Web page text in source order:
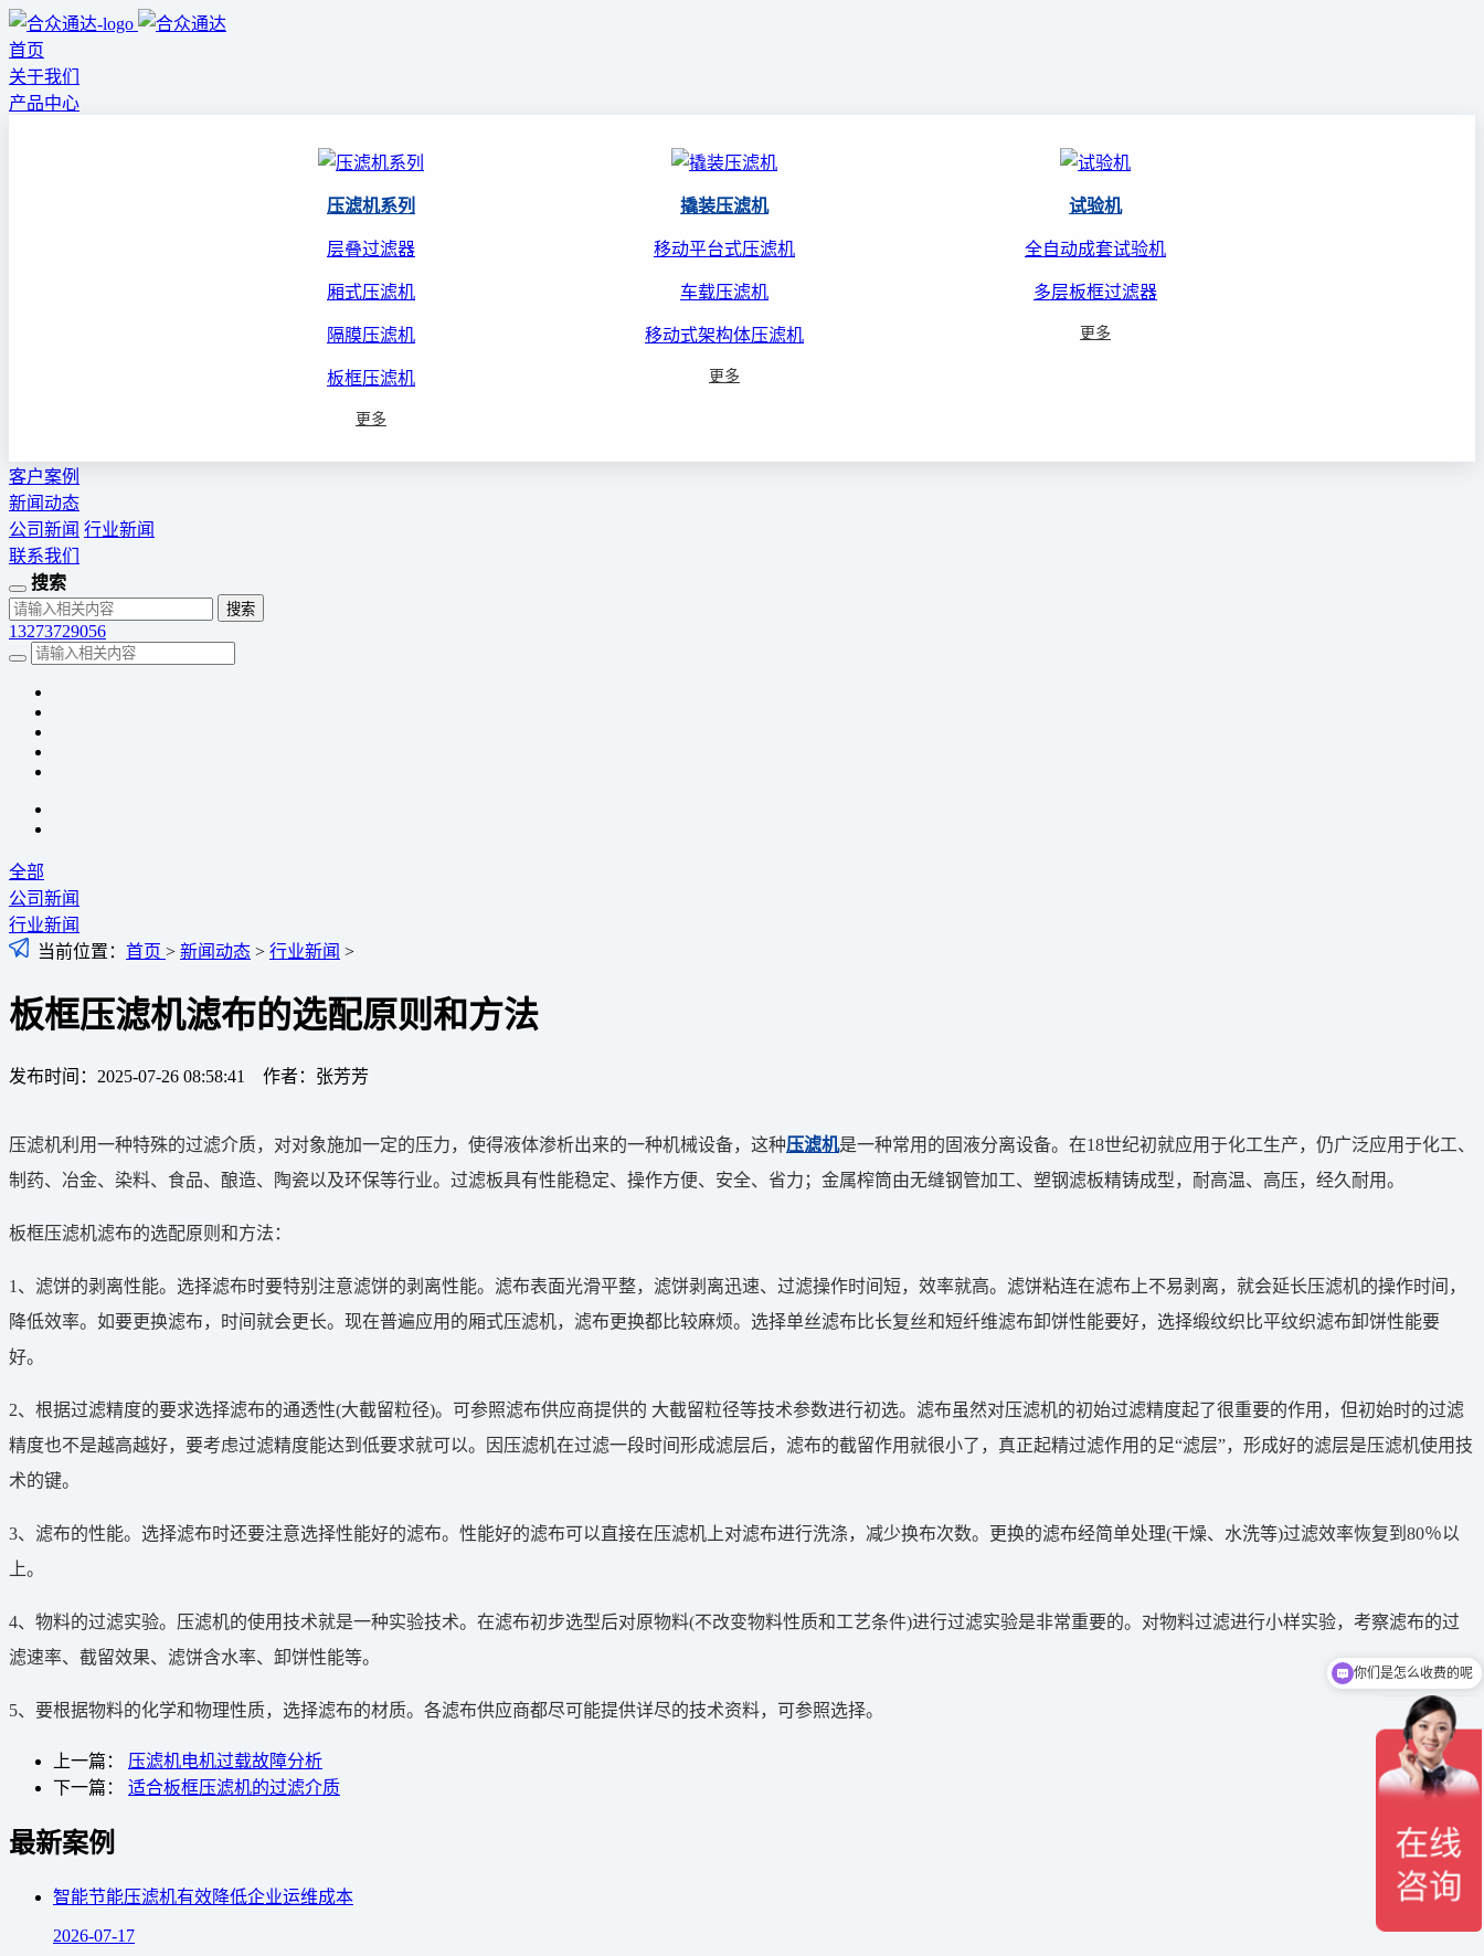
首页
关于我们
产品中心
压滤机系列
层叠过滤器
厢式压滤机
隔膜压滤机
板框压滤机
更多
撬装压滤机
移动平台式压滤机
车载压滤机
移动式架构体压滤机
更多
试验机
全自动成套试验机
多层板框过滤器
更多
客户案例
新闻动态
公司新闻 行业新闻
联系我们
搜索
13273729056
全部
公司新闻
行业新闻
当前位置： 首页 > 新闻动态 > 行业新闻 >
板框压滤机滤布的选配原则和方法
发布时间：2025-07-26 08:58:41 作者：张芳芳
压滤机利用一种特殊的过滤介质，对对象施加一定的压力，使得液体渗析出来的一种机械设备，这种压滤机是一种常用的固液分离设备。在18世纪初就应用于化工生产，仍广泛应用于化工、
制药、冶金、染料、食品、酿造、陶瓷以及环保等行业。过滤板具有性能稳定、操作方便、安全、省力；金属榨筒由无缝钢管加工、塑钢滤板精铸成型，耐高温、高压，经久耐用。
板框压滤机滤布的选配原则和方法：
1、滤饼的剥离性能。选择滤布时要特别注意滤饼的剥离性能。滤布表面光滑平整，滤饼剥离迅速、过滤操作时间短，效率就高。滤饼粘连在滤布上不易剥离，就会延长压滤机的操作时间，
降低效率。如要更换滤布，时间就会更长。现在普遍应用的厢式压滤机，滤布更换都比较麻烦。选择单丝滤布比长复丝和短纤维滤布卸饼性能要好，选择缎纹织比平纹织滤布卸饼性能要
好。
2、根据过滤精度的要求选择滤布的通透性(大截留粒径)。可参照滤布供应商提供的 大截留粒径等技术参数进行初选。滤布虽然对压滤机的初始过滤精度起了很重要的作用，但初始时的过滤
精度也不是越高越好，要考虑过滤精度能达到低要求就可以。因压滤机在过滤一段时间形成滤层后，滤布的截留作用就很小了，真正起精过滤作用的足“滤层”，形成好的滤层是压滤机使用技
术的键。
3、滤布的性能。选择滤布时还要注意选择性能好的滤布。性能好的滤布可以直接在压滤机上对滤布进行洗涤，减少换布次数。更换的滤布经简单处理(干燥、水洗等)过滤效率恢复到80％以
上。
4、物料的过滤实验。压滤机的使用技术就是一种实验技术。在滤布初步选型后对原物料(不改变物料性质和工艺条件)进行过滤实验是非常重要的。对物料过滤进行小样实验，考察滤布的过
滤速率、截留效果、滤饼含水率、卸饼性能等。
5、要根据物料的化学和物理性质，选择滤布的材质。各滤布供应商都尽可能提供详尽的技术资料，可参照选择。
上一篇： 压滤机电机过载故障分析
下一篇： 适合板框压滤机的过滤介质
最新案例
智能节能压滤机有效降低企业运维成本
2026-07-17
你们是怎么收费的呢